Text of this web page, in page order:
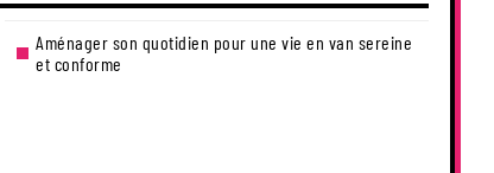
Aménager son quotidien pour une vie en van sereine
et conforme